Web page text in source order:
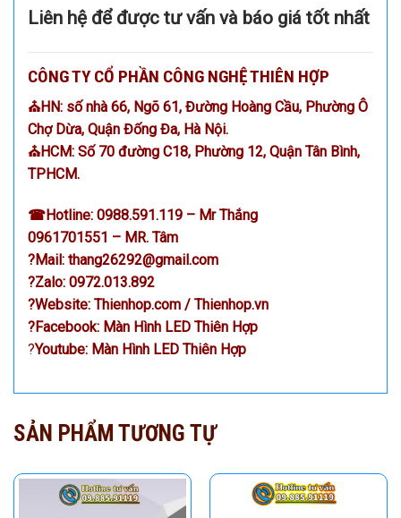
Liên hệ để được tư vấn và báo giá tốt nhất
CÔNG TY CỔ PHẦN CÔNG NGHỆ THIÊN HỢP
⛪HN: số nhà 66, Ngõ 61, Đường Hoàng Cầu, Phường Ô
Chợ Dừa, Quận Đống Đa, Hà Nội.
⛪HCM: Số 70 đường C18, Phường 12, Quận Tân Bình,
TPHCM.
☎Hotline: 0988.591.119 – Mr Thắng
0961701551 – MR. Tâm
?Mail: thang26292@gmail.com
?Zalo: 0972.013.892
?Website: Thienhop.com / Thienhop.vn
?Facebook: Màn Hình LED Thiên Hợp
?Youtube: Màn Hình LED Thiên Hợp
SẢN PHẨM TƯƠNG TỰ